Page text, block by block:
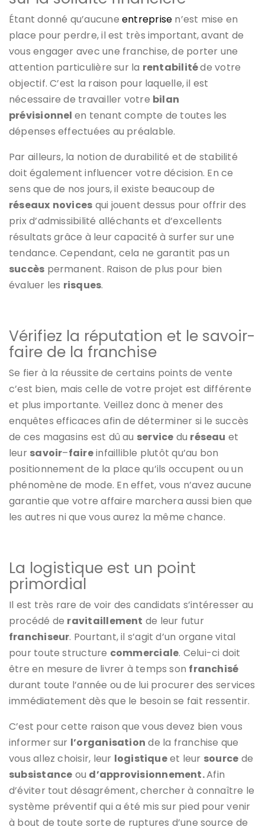
Étant donné qu’aucune entreprise n’est mise en
place pour perdre, il est très important, avant de
vous engager avec une franchise, de porter une
attention particulière sur la rentabilitéde votre
objectif. C’est la raison pour laquelle, il est
nécessaire de travailler votre bilan
prévisionnel en tenant compte de toutes les
dépenses effectuées au préalable.
Par ailleurs, la notion de durabilité et de stabilité
doit également influencer votre décision. En ce
sens que de nos jours, il existe beaucoup de
réseaux novices qui jouent dessus pour offrir des
prix d’admissibilité alléchants et d’excellents
résultats grâce à leur capacité à surfer sur une
tendance. Cependant, cela ne garantit pas un
succès permanent. Raison de plus pour bien
évaluer les risques.
Vérifiez la réputation et le savoir-
faire de la franchise
Se fier à la réussite de certains points de vente
c’est bien, mais celle de votre projet est différente
et plus importante. Veillez donc à mener des
enquêtes efficaces afin de déterminer si le succès
de ces magasins est dû au service du réseau et
leur savoir–faireinfaillible plutôt qu’au bon
positionnement de la place qu’ils occupent ou un
phénomène de mode. En effet, vous n’avez aucune
garantie que votre affaire marchera aussi bien que
les autres ni que vous aurez la même chance.
La logistique est un point
primordial
Il est très rare de voir des candidats s’intéresser au
procédé de ravitaillement de leur futur
franchiseur. Pourtant, il s’agit d’un organe vital
pour toute structure commerciale. Celui-ci doit
être en mesure de livrer à temps son franchisé
durant toute l’année ou de lui procurer des services
immédiatement dès que le besoin se fait ressentir.
C’est pour cette raison que vous devez bien vous
informer sur l’organisation de la franchise que
vous allez choisir, leur logistiqueet leur source de
subsistance ou d’approvisionnement.Afin
d’éviter tout désagrément, chercher à connaître le
système préventif qui a été mis sur pied pour venir
à bout de toute sorte de ruptures d’une source de